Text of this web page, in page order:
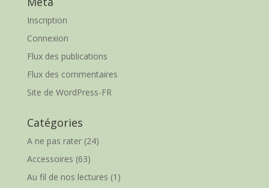
Inscription
Connexion
Flux des publications
Flux des commentaires
Site de WordPress-FR
Catégories
A ne pas rater(24)
Accessoires (63)
Au fil de nos lectures (1)